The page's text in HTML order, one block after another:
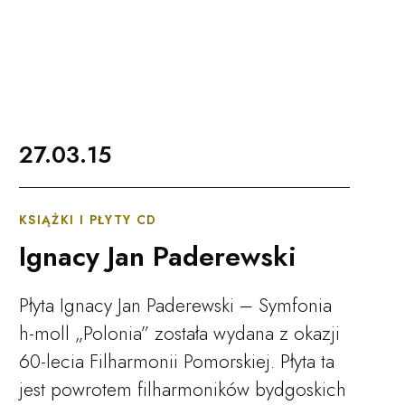
27.03.15
KSIĄŻKI I PŁYTY CD
Ignacy Jan Paderewski
Płyta Ignacy Jan Paderewski – Symfonia
h-moll „Polonia” została wydana z okazji
60-lecia Filharmonii Pomorskiej. Płyta ta
jest powrotem filharmoników bydgoskich